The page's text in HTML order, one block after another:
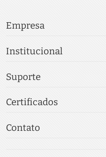
Empresa
Institucional
Suporte
Certificados
Contato